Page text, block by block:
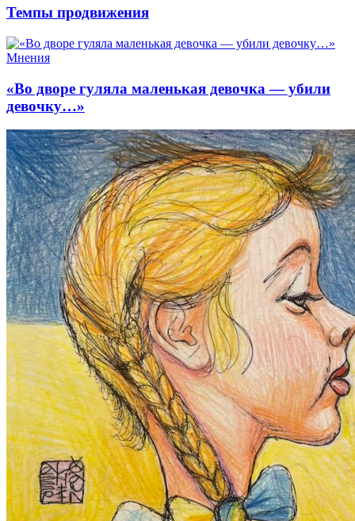
Темпы продвижения
Мнения
«Во дворе гуляла маленькая девочка — убили
девочку…»